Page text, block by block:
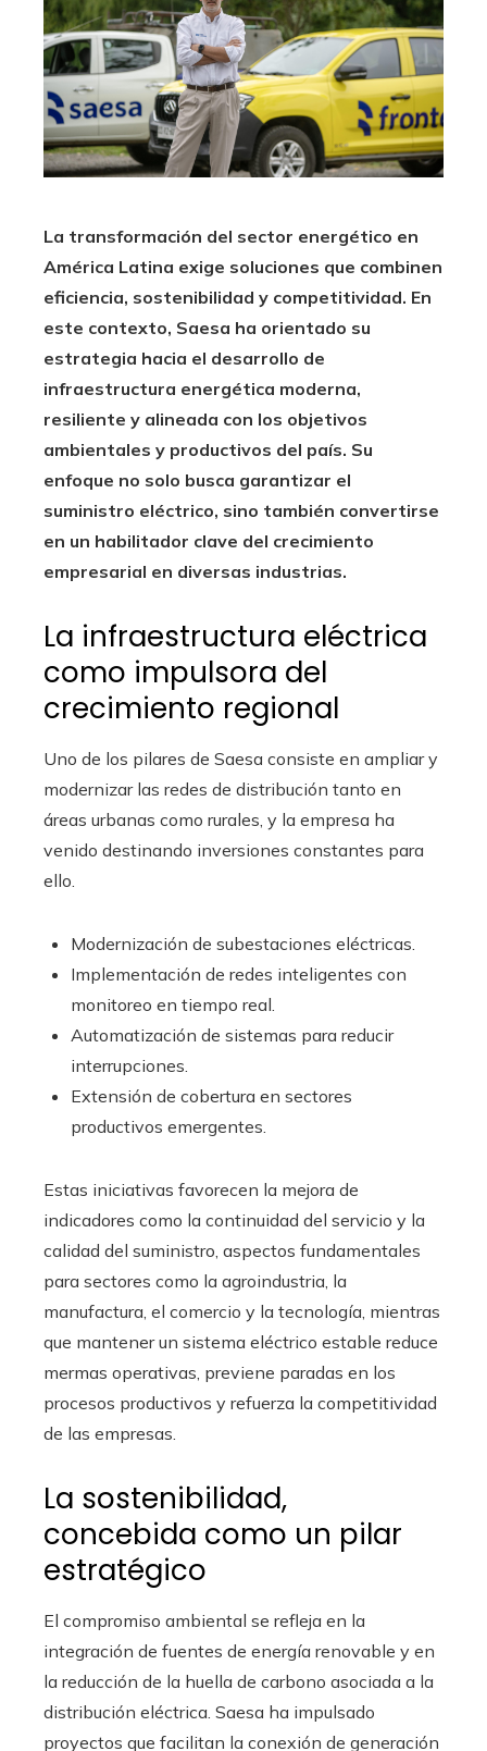
La transformación del sector energético en
América Latina exige soluciones que combinen
eficiencia, sostenibilidad y competitividad. En
este contexto, Saesa ha orientado su
estrategia hacia el desarrollo de
infraestructura energética moderna,
resiliente y alineada con los objetivos
ambientales y productivos del país. Su
enfoque no solo busca garantizar el
suministro eléctrico, sino también convertirse
en un habilitador clave del crecimiento
empresarial en diversas industrias.
La infraestructura eléctrica
como impulsora del
crecimiento regional
Uno de los pilares de Saesa consiste en ampliar y
modernizar las redes de distribución tanto en
áreas urbanas como rurales, y la empresa ha
venido destinando inversiones constantes para
ello.
Modernización de subestaciones eléctricas.
Implementación de redes inteligentes con
monitoreo en tiempo real.
Automatización de sistemas para reducir
interrupciones.
Extensión de cobertura en sectores
productivos emergentes.
Estas iniciativas favorecen la mejora de
indicadores como la continuidad del servicio y la
calidad del suministro, aspectos fundamentales
para sectores como la agroindustria, la
manufactura, el comercio y la tecnología, mientras
que mantener un sistema eléctrico estable reduce
mermas operativas, previene paradas en los
procesos productivos y refuerza la competitividad
de las empresas.
La sostenibilidad,
concebida como un pilar
estratégico
El compromiso ambiental se refleja en la
integración de fuentes de energía renovable y en
la reducción de la huella de carbono asociada a la
distribución eléctrica. Saesa ha impulsado
proyectos que facilitan la conexión de generación